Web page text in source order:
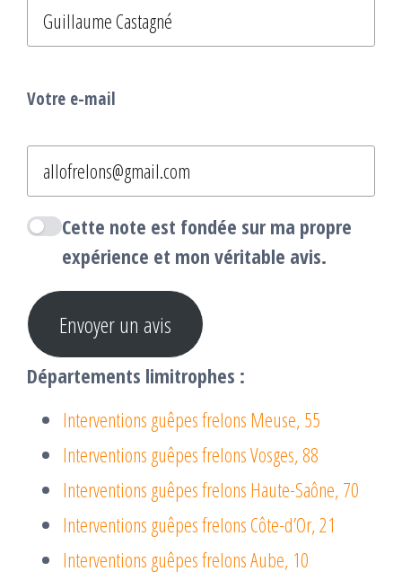
Votre e-mail
Cette note est fondée sur ma propre
expérience et mon véritable avis.
Envoyer un avis
Départements limitrophes :
Interventions guêpes frelons Meuse, 55
Interventions guêpes frelons Vosges, 88
Interventions guêpes frelons Haute-Saône, 70
Interventions guêpes frelons Côte-d’Or, 21
Interventions guêpes frelons Aube, 10